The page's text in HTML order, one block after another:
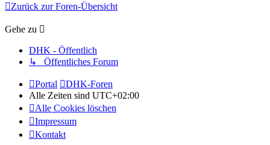
Zurück zur Foren-Übersicht
Gehe zu
DHK - Öffentlich
↳ Öffentliches Forum
Portal
DHK-Foren
Alle Zeiten sind UTC+02:00
Alle Cookies löschen
Impressum
Kontakt